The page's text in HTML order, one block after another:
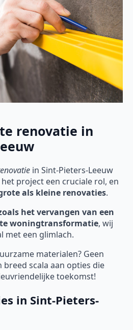
renovatie in
in Sint-Pieters-Leeuw
project een cruciale rol, en
als kleine renovaties.
het vervangen van een
woningtransformatie, wij
met een glimlach.
materialen? Geen
scala aan opties die
toekomst!
in Sint-Pieters-